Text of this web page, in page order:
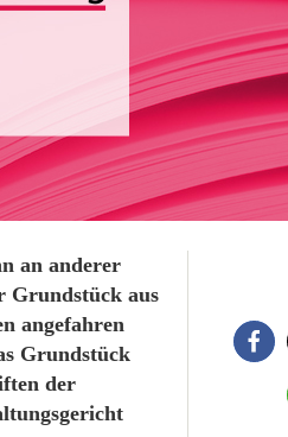
an anderer
Grundstück aus
angefahren
Grundstück
der